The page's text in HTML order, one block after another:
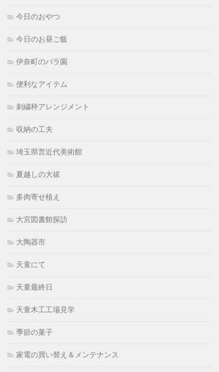
今日のおやつ
今日のお昼ご飯
伊奈町のバラ園
便利なアイテム
刺繍枠アレンジメント
収納の工夫
埼玉県営近代美術館
夏越しの大祓
多肉寄せ植え
大宮図書館探訪
大陶器市
天童にて
天童最終日
天童木工工場見学
季節の菓子
家電の買い替え＆メンテナンス